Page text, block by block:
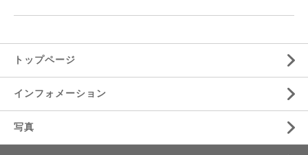
トップページ
インフォメーション
写真